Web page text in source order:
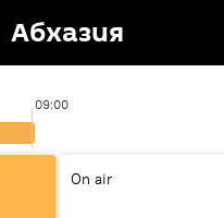
Абхазия
09:00
On air